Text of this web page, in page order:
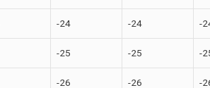
-24 -24 -
-25 -25 -
-26 -26 -